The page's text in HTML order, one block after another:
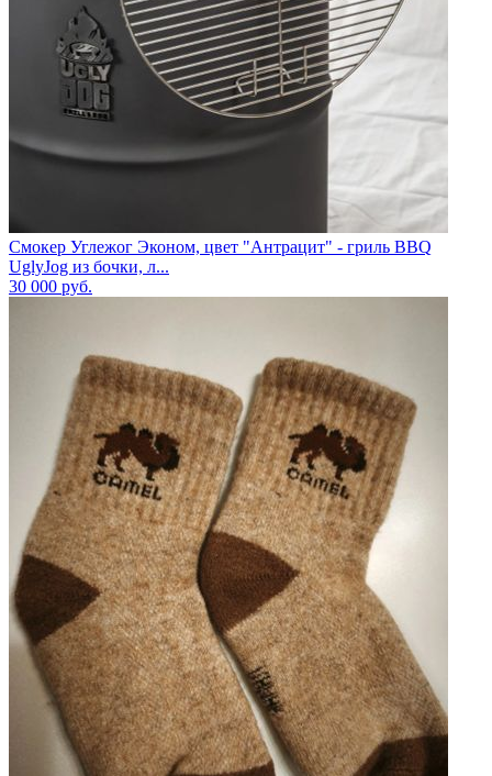
Смокер Углежог Эконом, цвет "Антрацит" - гриль BBQ
UglyJog из бочки, л...
30 000 руб.